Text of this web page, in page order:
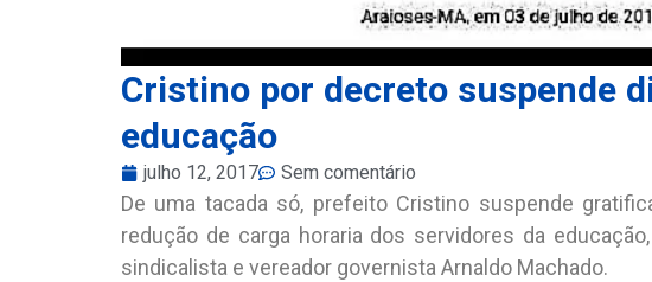
Cristino por decreto suspende
educação
julho 12, 2017 Sem comentário
De uma tacada só, prefeito Cristino suspende
redução de carga horaria dos servidores da
sindicalista e vereador governista Arnaldo Machado.